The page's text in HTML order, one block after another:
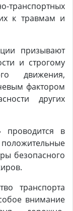
к травмам и
призывают
и строгому
движения,
фактором
других
проводится в
безопасного
транспорта
внимание